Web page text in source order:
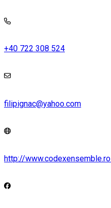
+40 722 308 524
filipignac@yahoo.com
http://www.codexensemble.ro